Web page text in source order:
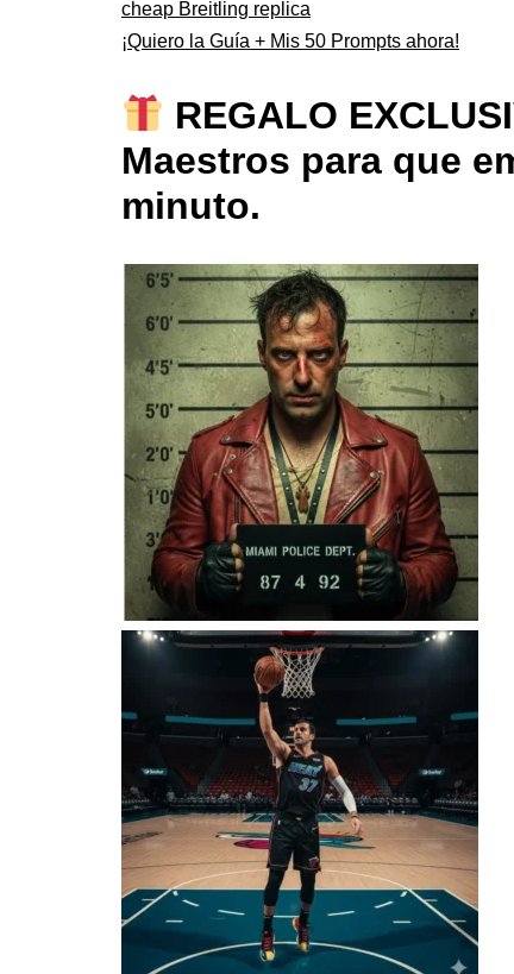
cheap Breitling replica
¡Quiero la Guía + Mis 50 Prompts ahora!
REGALO
Maestros para que
minuto.